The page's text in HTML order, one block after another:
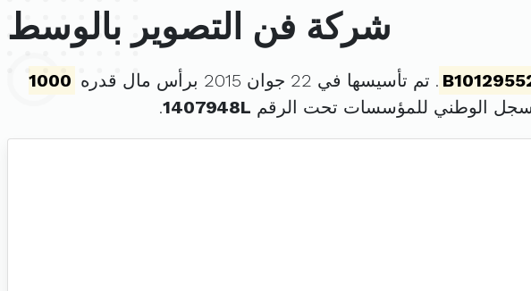
شركة فن التصوير بالوسط
. تم تأسيسها في 22 جوان 2015 برأس مال قدره
1000
الوطني للمؤسسات تحت الرقم 1407948L
.